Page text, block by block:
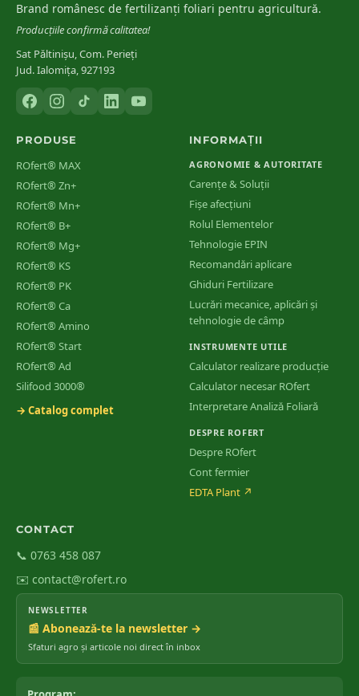
din România
Brand românesc de fertilizanți foliari pentru agricultură.
Producțiile confirmă calitatea!
Sat Păltinișu, Com. Perieți
Jud. Ialomița, 927193
PRODUSE
ROfert® MAX
ROfert® Zn+
ROfert® Mn+
ROfert® B+
ROfert® Mg+
ROfert® KS
ROfert® PK
ROfert® Ca
ROfert® Amino
ROfert® Start
ROfert® Ad
Silifood 3000®
→ Catalog complet
INFORMAȚII
AGRONOMIE & AUTORITATE
Carențe & Soluții
Fișe afecțiuni
Rolul Elementelor
Tehnologie EPIN
Recomandări aplicare
Ghiduri Fertilizare
Lucrări mecanice, aplicări și
tehnologie de câmp
INSTRUMENTE UTILE
Calculator realizare producție
Calculator necesar ROfert
Interpretare Analiză Foliară
DESPRE ROFERT
Despre ROfert
Cont fermier
EDTA Plant ↗
CONTACT
📞 0763 458 087
✉️ contact@rofert.ro
NEWSLETTER
📰 Abonează-te la newsletter →
Sfaturi agro și articole noi direct în inbox